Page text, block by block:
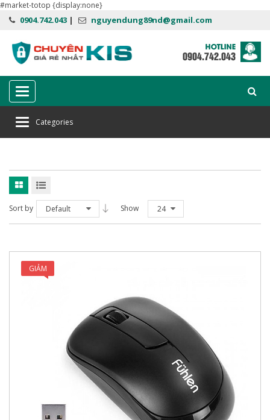
#market-totop {display:none}
0904.742.043 | nguyendung89nd@gmail.com
Categories
Categories
Home Phụ kiện máy tính
Sort by Default Show 24
GIẢM